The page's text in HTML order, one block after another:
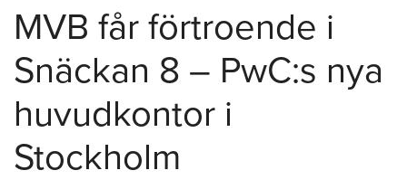
MVB får förtroende i
Snäckan 8 – PwC:s nya
huvudkontor i
Stockholm